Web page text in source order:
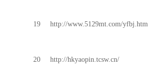
19 http://www.5129mt.com/yfbj.htm
20 http://hkyaopin.tcsw.cn/